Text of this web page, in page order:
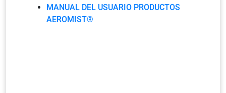
MANUAL DEL USUARIO PRODUCTOS
AEROMIST®